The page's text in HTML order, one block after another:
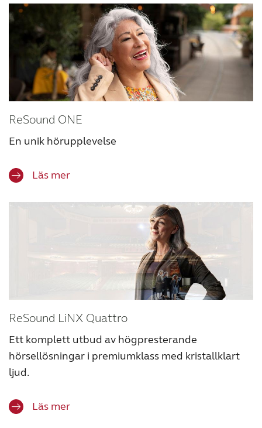
ReSound ONE
En unik hörupplevelse
Läs mer
ReSound LiNX Quattro
Ett komplett utbud av högpresterande
hörsellösningar i premiumklass med kristallklart
ljud.
Läs mer